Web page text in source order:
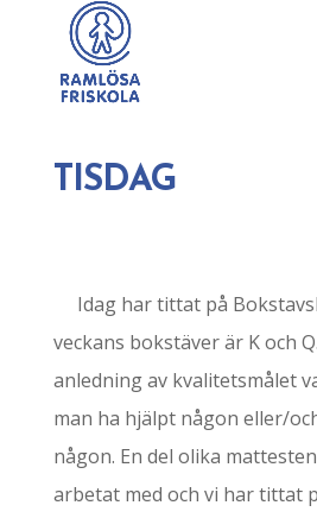
TISDAG
Idag har tittat på
veckans bokstäver är K och
anledning av kvalitetsmålet
man ha hjälpt någon eller/
någon. En del olika
arbetat med och vi har tittat